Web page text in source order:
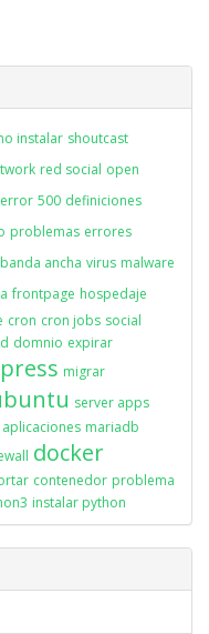
instalar shoutcast
red social open
error 500 definiciones
problemas errores
banda ancha virus malware
frontpage hospedaje
cron cron jobs social
domnio expirar
migrar
server apps
aplicaciones mariadb
docker
contenedor problema
instalar python